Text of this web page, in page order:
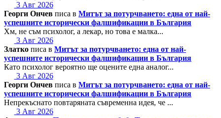
3 Авг 2026
Георги Ончев писа в Митът за потурчването: една от най-
успешните исторически фалшификации в България
Хм, не съм психолог, а лекар, но това е малка...
3 Авг 2026
Златко писа в Митът за потурчването: една от най-
успешните исторически фалшификации в България
Като психолог вероятно ще оцените една аналог...
3 Авг 2026
Георги Ончев писа в Митът за потурчването: една от най-
успешните исторически фалшификации в България
Непрекъснато повтаряната съвременна идея, че ...
3 Авг 2026